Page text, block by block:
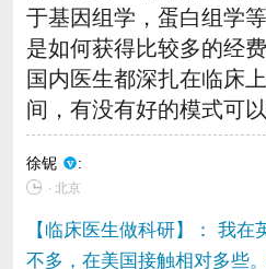
于基因组学，蛋白组学
是如何获得比较多的经
国内医生都深扎在临床
间，有没有好的模式可
徐铌 :
∙ 北京
【临床医生做科研】： 我
不多，在美国接触相对多些